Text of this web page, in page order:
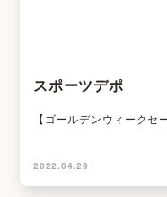
スポーツデポ
【ゴールデンウィークセ
2022.04.29